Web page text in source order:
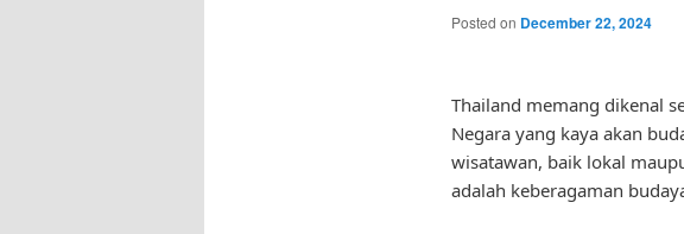
Posted on December 22, 2024
Thailand memang dikenal
Negara yang kaya akan
wisatawan, baik lokal
adalah keberagaman